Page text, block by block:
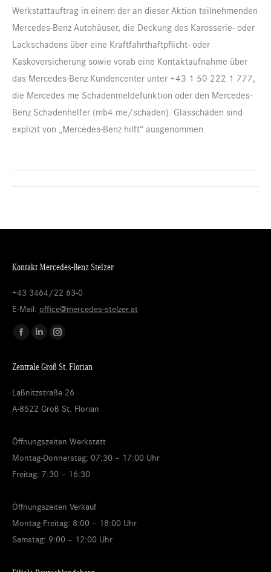
Werkstattauftrag in einem der an dieser Aktion teilnehmenden
Mercedes-Benz Autohäuser, die Deckung des Karosserie- oder
Lackschadens über eine Kraftfahrthaftpflicht- oder
Kaskoversicherung sowie vorab eine Kontaktaufnahme über
das Mercedes-Benz Kundencenter unter +43 1 50 222 1 777,
die Mercedes me Schadenmeldefunktion oder den Mercedes-
Benz Schadenhelfer (mb4.me/schaden). Glasschäden sind
explizit von „Mercedes-Benz hilft“ ausgenommen.
Kontakt Mercedes-Benz Stelzer
+43 3464/22 63-0
E-Mail: office@mercedes-stelzer.at
Finden Sie uns auf:
Facebook
opens
in
Linkedin
opens
Instagram
opens
Zentrale Groß St. Florian
Laßnitzstraße 26
A-8522 Groß St. Florian
Öffnungszeiten Werkstatt
Montag-Donnerstag: 07:30 – 17:00 Uhr
Freitag: 7:30 – 16:30
Öffnungszeiten Verkauf
Montag-Freitag: 8:00 – 18:00 Uhr
Samstag: 9:00 – 12:00 Uhr